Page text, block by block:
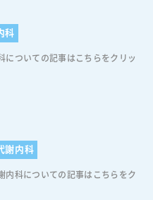
。しかし糖尿病の方は、血糖値
悪くなっているため、食後の高
後に強い眠気を感じやすいので
じやすいのは、覚醒を促す「オ
るためです。オレキシンについ
と血糖値が低くなるため「オレ
になり、オレキシンを刺激して
腹になると血糖値が高くなり、
下するため、オレキシンの活動
れています。つまり糖尿病の方
科
についての記事はこちらをクリッ
謝内科
内科についての記事はこちらをク